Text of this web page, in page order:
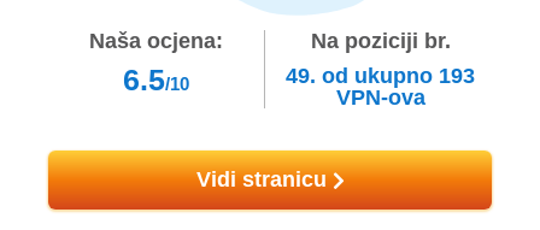
Naša ocjena:
6.5/10
Na poziciji br.
49. od ukupno 193
VPN-ova
Vidi stranicu